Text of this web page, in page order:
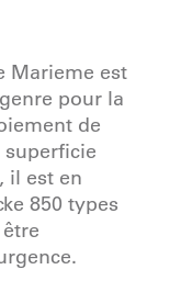
Marieme est
pour la
de
superficie
il est en
850 types